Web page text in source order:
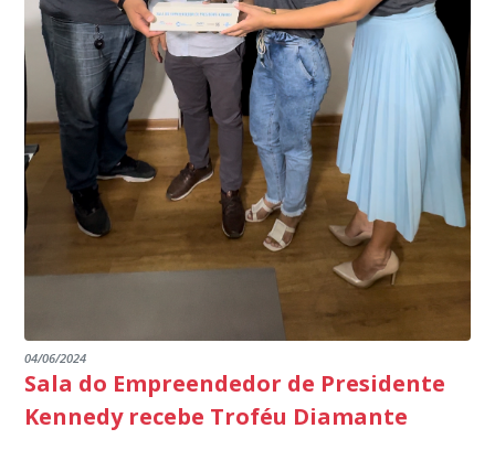
segurança da nossa cidade”, destaca o prefeito Dorlei
Fontão.
04/06/2024
Sala do Empreendedor de Presidente
Kennedy recebe Troféu Diamante